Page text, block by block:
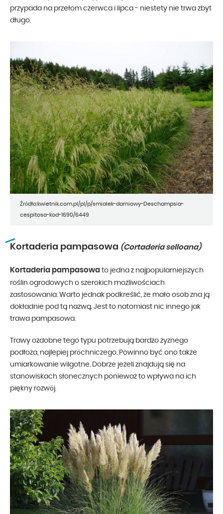
przypada na przełom czerwca i lipca - niestety nie trwa zbyt
długo.
Źródło:kwietnik.com.pl/pl/p/smialek-darniowy-Deschampsia-
cespitosa-kod-1690/6449
Kortaderia pampasowa (Cortaderia selloana)
Kortaderia pampasowa to jedna z najpopularniejszych
roślin ogrodowych o szerokich możliwościach
zastosowania. Warto jednak podkreślić, że mało osob zna ją
dokładnie pod tą nazwą. Jest to natomiast nic innego jak
trawa pampasowa.
Trawy ozdobne tego typu potrzebują bardzo żyznego
podłoża, najlepiej próchniczego. Powinno być ono także
umiarkowanie wilgotne. Dobrze jeżeli znajdują się na
stanowiskach słonecznych ponieważ to wpływa na ich
piękny rozwój.